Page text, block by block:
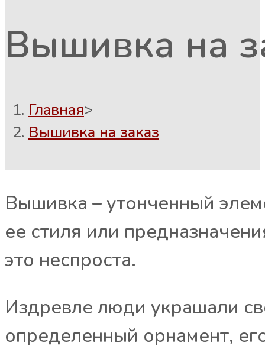
Вышивка на
Главная>
Вышивка на заказ
Вышивка – утонченный
ее стиля или
это неспроста.
Издревле люди украшали
определенный орнамент,